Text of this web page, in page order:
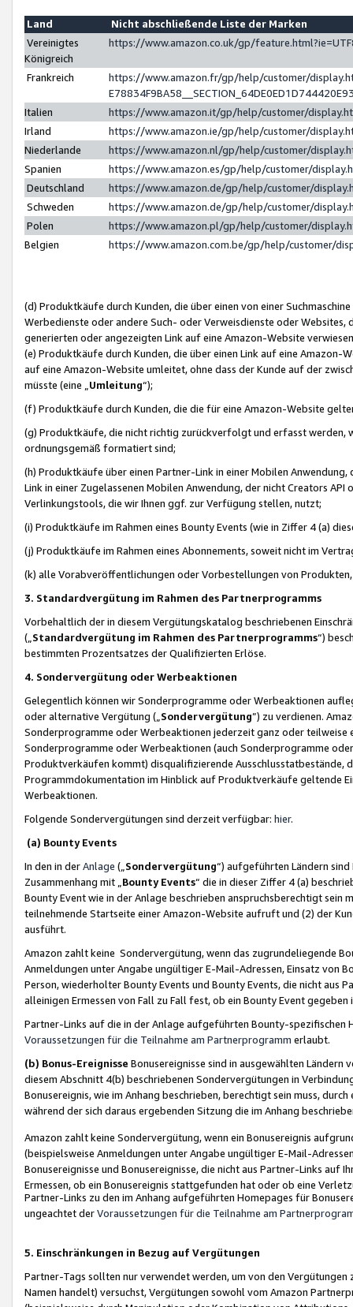
Land
Nicht abschließende Liste der Marken
Vereinigtes
Königreich
https://www.amazon.co.uk/gp/
Frankreich
https://www.amazon.fr/gp/help/customer/
Italien
https://www.amazon.it/gp/help/customer/
Irland
https://www.amazon.ie/gp/help/customer/
Niederlande
https://www.amazon.nl/gp/help/customer/
Spanien
https://www.amazon.es/gp/help/customer/
Deutschland
https://www.amazon.de/gp/help/customer/
Schweden
https://www.amazon.de/gp/help/customer/
Polen
https://www.amazon.pl/gp/help/customer/
Belgien
https://www.amazon.com.be/gp/help/customer/
(d) Produktkäufe durch Kunden, die über einen von einer
Werbedienste oder andere Such- oder Verweisdienste oder Websites,
generierten oder angezeigten Link auf eine Amazon-Website
(e) Produktkäufe durch Kunden, die über einen Link auf eine
auf eine Amazon-Website umleitet, ohne dass der Kunde auf der
müsste (eine „ Umleitung“);
(f) Produktkäufe durch Kunden, die die für eine Amazon-Website
(g) Produktkäufe, die nicht richtig zurückverfolgt und erfasst werden,
ordnungsgemäß formatiert sind;
(h) Produktkäufe über einen Partner-Link in einer Mobilen
Link in einer Zugelassenen Mobilen Anwendung, der nicht Creators
Verlinkungstools, die wir Ihnen ggf. zur Verfügung stellen, nutzt;
(i) Produktkäufe im Rahmen eines Bounty Events (wie in Ziffer 4 (a)
(j) Produktkäufe im Rahmen eines Abonnements, soweit nicht im
(k) alle Vorabveröffentlichungen oder Vorbestellungen von
3. Standardvergütung im Rahmen des Partnerprogramms
Vorbehaltlich der in diesem Vergütungskatalog beschriebenen
(„ Standardvergütung im Rahmen des Partnerprogramms“)
bestimmten Prozentsatzes der Qualifizierten Erlöse.
4. Sondervergütung oder Werbeaktionen
Gelegentlich können wir Sonderprogramme oder Werbeaktionen
oder alternative Vergütung („ Sondervergütung”) zu verdienen.
Sonderprogramme oder Werbeaktionen jederzeit ganz oder
Sonderprogramme oder Werbeaktionen (auch Sonderprogramme
Produktverkäufen kommt) disqualifizierende Ausschlusstatbestände,
Programmdokumentation im Hinblick auf Produktverkäufe geltende
Werbeaktionen.
Folgende Sondervergütungen sind derzeit verfügbar: hier.
(a) Bounty Events
In den in derAnlage („ Sondervergütung“) aufgeführten Ländern
Zusammenhang mit „ Bounty Events“ die in dieser Ziffer 4 (a)
Bounty Event wie in der Anlage beschrieben anspruchsberechtigt sein
teilnehmende Startseite einer Amazon-Website aufruft und (2) der
ausführt.
Amazon zahlt keine Sondervergütung, wenn das zugrundeliegende
Anmeldungen unter Angabe ungültiger E-Mail-Adressen, Einsatz von
Person, wiederholter Bounty Events und Bounty Events, die nicht
alleinigen Ermessen von Fall zu Fall fest, ob ein Bounty Event
Partner-Links auf die in der Anlage aufgeführten Bounty-spezifischen
Voraussetzungen für die Teilnahme am Partnerprogramm erlaubt.
(b) Bonus-Ereignisse Bonusereignisse sind in ausgewählten Ländern
diesem Abschnitt 4(b) beschriebenen Sondervergütungen in
Bonusereignis, wie im Anhang beschrieben, berechtigt sein muss,
während der sich daraus ergebenden Sitzung die im Anhang
Amazon zahlt keine Sondervergütung, wenn ein Bonusereignis
(beispielsweise Anmeldungen unter Angabe ungültiger E-Mail-
Bonusereignisse und Bonusereignisse, die nicht aus Partner-Links auf
Ermessen, ob ein Bonusereignis stattgefunden hat oder ob eine
Partner-Links zu den im Anhang aufgeführten Homepages für
ungeachtet derVoraussetzungen für die Teilnahme am
5. Einschränkungen in Bezug auf Vergütungen
Partner-Tags sollten nur verwendet werden, um von den
Namen handelt) versuchst, Vergütungen sowohl vom Amazon